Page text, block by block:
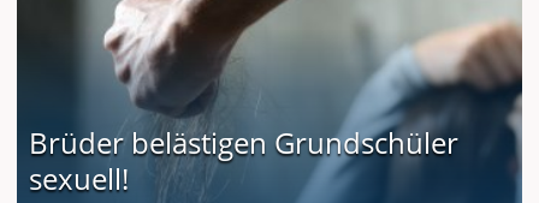
Brüder belästigen Grundschüler
sexuell!